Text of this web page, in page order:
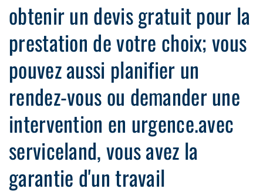
obtenir un devis gratuit pour la
prestation de votre choix; vous
pouvez aussi planifier un
rendez-vous ou demander une
intervention en urgence.avec
serviceland, vous avez la
garantie d'un travail